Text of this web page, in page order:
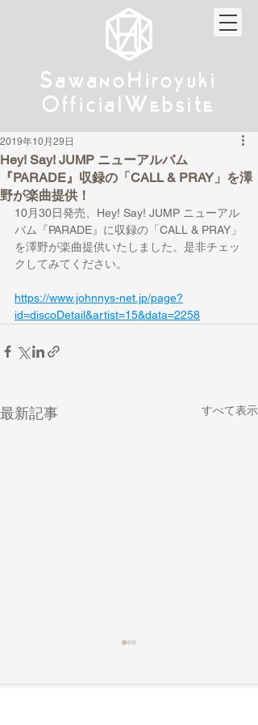
Sa wanoHiroyuki
Official W ebsite
Sa wanoHiroyuki
Official W ebsite
Hey! Say! JUMP ニューアルバム
『PARADE』収録の「CALL & PRAY」を澤
野が楽曲提供！
2019年10月29日
10月30日発売、Hey! Say! JUMP ニューアル
バム『PARADE』に収録の「CALL & PRAY」
を澤野が楽曲提供いたしました。是非チェッ
クしてみてください。
https://www.johnnys-net.jp/page?
id=discoDetail&artist=15&data=2258
最新記事 すべて表示